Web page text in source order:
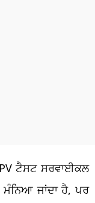
ਟੈਸਟ ਸਰਵਾਈਕਲ
ਜਾਂਦਾ ਹੈ, ਪਰ